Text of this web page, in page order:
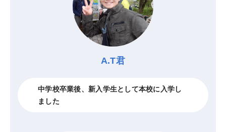
A.T君
中学校卒業後、新入学生として本校に入学し
ました